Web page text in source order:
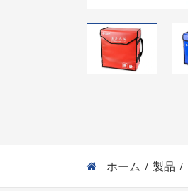
ホーム 製品